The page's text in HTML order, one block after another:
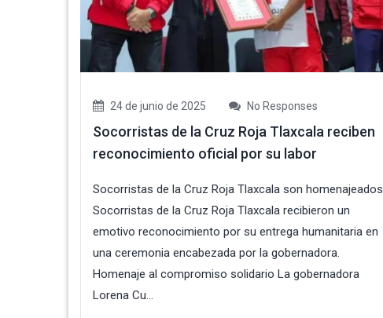
24 de junio de 2025 No Responses
Socorristas de la Cruz Roja Tlaxcala reciben
reconocimiento oficial por su labor
Socorristas de la Cruz Roja Tlaxcala son homenajeados
Socorristas de la Cruz Roja Tlaxcala recibieron un
emotivo reconocimiento por su entrega humanitaria en
una ceremonia encabezada por la gobernadora.
Homenaje al compromiso solidario La gobernadora
Lorena Cu...